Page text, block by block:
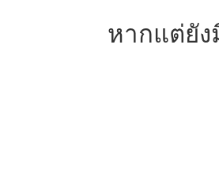
หากแต่ยั